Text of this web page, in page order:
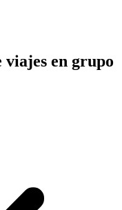
viajes en grupo